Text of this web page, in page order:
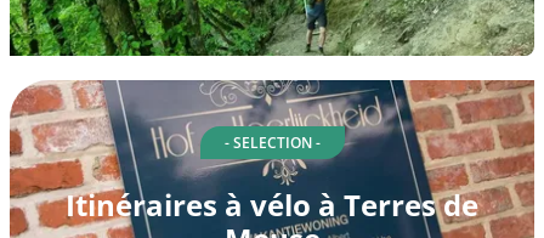
- SELECTION -
Itinéraires à vélo à Terres de